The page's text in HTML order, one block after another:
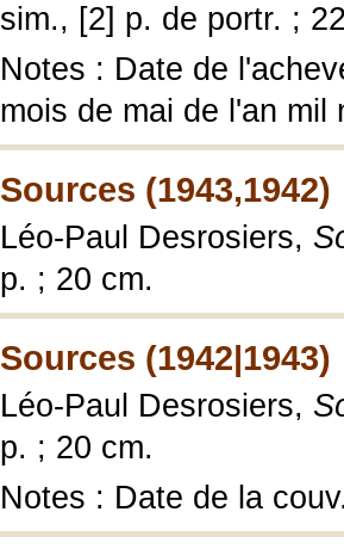
sim., [2] p. de portr. ;
Notes : Date de
mois de mai de l'an
Sources (1943,1942)
Léo-Paul Desrosiers,
p. ; 20 cm.
Sources (1942|1943)
Léo-Paul Desrosiers,
p. ; 20 cm.
Notes : Date de la